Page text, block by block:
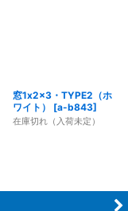
窓1x2x3・TYPE2（ホ
ワイト）
[a-b843]
在庫切れ（入荷未定）